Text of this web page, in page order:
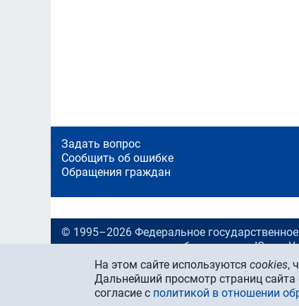
Задать вопрос
Сообщить об ошибке
Обращения граждан
© 1995–2026 Федеральное
учреждение высшего образования «Южно-
университет (национальный
ФГАОУ ВО «ЮУрГУ (НИУ)»
Учредитель —Министерство науки и
На этом сайте используютсяcookies,
Дальнейший просмотр страниц сайта
согласие с политикой в отношении